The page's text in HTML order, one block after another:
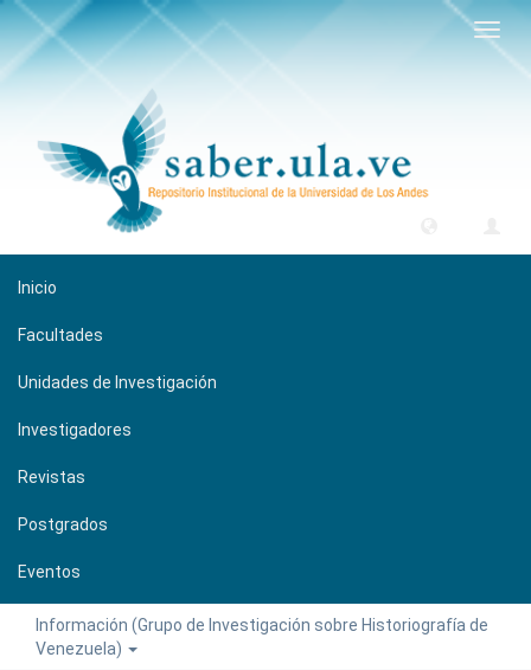
Inicio
Facultades
Unidades de Investigación
Investigadores
Revistas
Postgrados
Eventos
Información (Grupo de Investigación sobre Historiografía de
Venezuela)